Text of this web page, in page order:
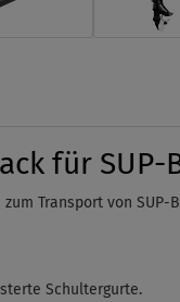
für SUP-
Transport von SUP-
Schultergurte.